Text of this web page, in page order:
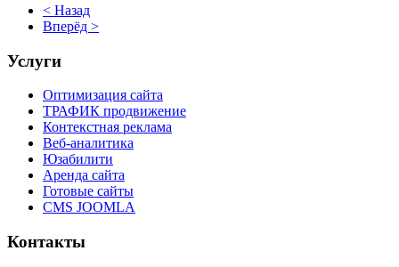
< Назад
Вперёд >
Услуги
Оптимизация сайта
ТРАФИК продвижение
Контекстная реклама
Веб-аналитика
Юзабилити
Аренда сайта
Готовые сайты
CMS JOOMLA
Контакты